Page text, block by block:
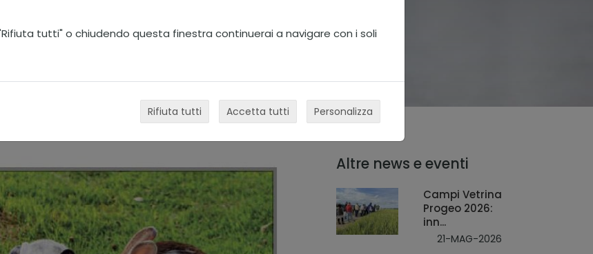
Altre news e eventi
Campi Vetrina
Progeo 2026:
inn...
21-MAG-2026
tutti" o chiudendo questa finestra continuerai a navigare con i soli
Rifiuta tutti Accetta tutti Personalizza